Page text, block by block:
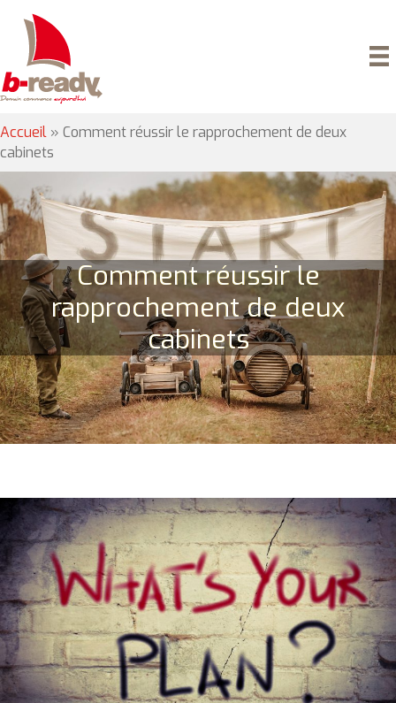
Accueil » Comment réussir le rapprochement de deux
cabinets
Comment réussir le
rapprochement de deux
cabinets